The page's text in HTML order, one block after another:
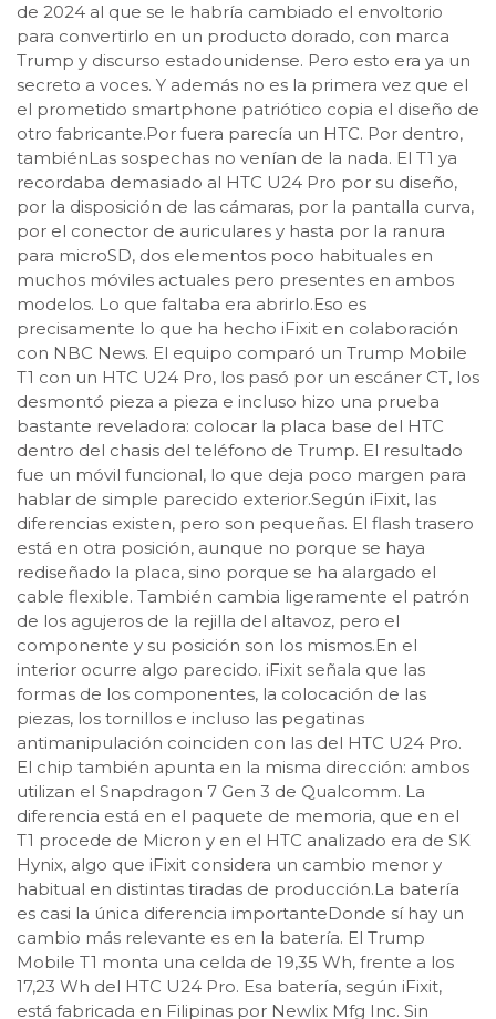
de 2024 al que se le habría cambiado el envoltorio
para convertirlo en un producto dorado, con marca
Trump y discurso estadounidense. Pero esto era ya un
secreto a voces. Y además no es la primera vez que el
el prometido smartphone patriótico copia el diseño de
otro fabricante.Por fuera parecía un HTC. Por dentro,
tambiénLas sospechas no venían de la nada. El T1 ya
recordaba demasiado al HTC U24 Pro por su diseño,
por la disposición de las cámaras, por la pantalla curva,
por el conector de auriculares y hasta por la ranura
para microSD, dos elementos poco habituales en
muchos móviles actuales pero presentes en ambos
modelos. Lo que faltaba era abrirlo.Eso es
precisamente lo que ha hecho iFixit en colaboración
con NBC News. El equipo comparó un Trump Mobile
T1 con un HTC U24 Pro, los pasó por un escáner CT, los
desmontó pieza a pieza e incluso hizo una prueba
bastante reveladora: colocar la placa base del HTC
dentro del chasis del teléfono de Trump. El resultado
fue un móvil funcional, lo que deja poco margen para
hablar de simple parecido exterior.Según iFixit, las
diferencias existen, pero son pequeñas. El flash trasero
está en otra posición, aunque no porque se haya
rediseñado la placa, sino porque se ha alargado el
cable flexible. También cambia ligeramente el patrón
de los agujeros de la rejilla del altavoz, pero el
componente y su posición son los mismos.En el
interior ocurre algo parecido. iFixit señala que las
formas de los componentes, la colocación de las
piezas, los tornillos e incluso las pegatinas
antimanipulación coinciden con las del HTC U24 Pro.
El chip también apunta en la misma dirección: ambos
utilizan el Snapdragon 7 Gen 3 de Qualcomm. La
diferencia está en el paquete de memoria, que en el
T1 procede de Micron y en el HTC analizado era de SK
Hynix, algo que iFixit considera un cambio menor y
habitual en distintas tiradas de producción.La batería
es casi la única diferencia importanteDonde sí hay un
cambio más relevante es en la batería. El Trump
Mobile T1 monta una celda de 19,35 Wh, frente a los
17,23 Wh del HTC U24 Pro. Esa batería, según iFixit,
está fabricada en Filipinas por Newlix Mfg Inc. Sin